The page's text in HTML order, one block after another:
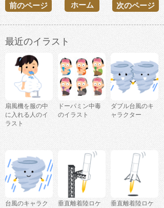
前のページ 次のページ
ホーム
最近のイラスト
扇風機を服の中
に入れる人のイ
ラスト
ドーパミン中毒
のイラスト
ダブル台風のキ
ャラクター
台風のキャラク
垂直離着陸ロケ
垂直離着陸ロケ